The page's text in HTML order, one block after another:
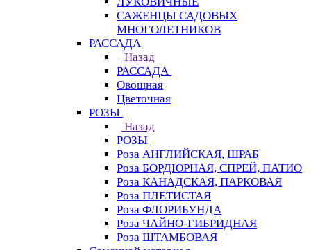
САЖЕНЦЫ САДОВЫХ
МНОГОЛЕТНИКОВ
РАССАДА
Назад
РАССАДА
Овощная
Цветочная
РОЗЫ
Назад
РОЗЫ
Роза АНГЛИЙСКАЯ, ШРАБ
Роза БОРДЮРНАЯ, СПРЕЙ, ПАТИО
Роза КАНАДСКАЯ, ПАРКОВАЯ
Роза ПЛЕТИСТАЯ
Роза ФЛОРИБУНДА
Роза ЧАЙНО-ГИБРИДНАЯ
Роза ШТАМБОВАЯ